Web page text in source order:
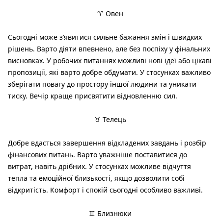
♈ Овен
Сьогодні може з’явитися сильне бажання змін і швидких
рішень. Варто діяти впевнено, але без поспіху у фінальних
висновках. У робочих питаннях можливі нові ідеї або цікаві
пропозиції, які варто добре обдумати. У стосунках важливо
зберігати повагу до простору іншої людини та уникати
тиску. Вечір краще присвятити відновленню сил.
♉ Телець
Добре вдасться завершення відкладених завдань і розбір
фінансових питань. Варто уважніше поставитися до
витрат, навіть дрібних. У стосунках можливе відчуття
тепла та емоційної близькості, якщо дозволити собі
відкритість. Комфорт і спокій сьогодні особливо важливі.
♊ Близнюки